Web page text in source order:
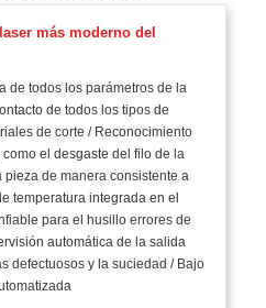
más moderno del
de todos los parámetros de la
de todos los tipos de
de corte / Reconocimiento
el desgaste del filo de la
pieza de manera consistente a
temperatura integrada en el
para el husillo errores de
automática de la salida
defectuosos y la suciedad / Bajo